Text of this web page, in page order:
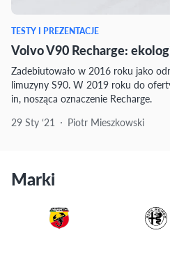
TESTY I PREZENTACJE
Volvo V90 Recharge:
Zadebiutowało w 2016 roku jako
limuzyny S90. W 2019 roku do
in, nosząca oznaczenie Recharge.
29 Sty ‘21
Piotr Mieszkowski
Marki